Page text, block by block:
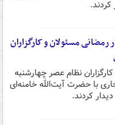
کردند.
رمضانی مسئولان و کارگزاران
نظام عصر چهارشنبه
با حضرت آیت‌الله خامنه‌ای
کردند.